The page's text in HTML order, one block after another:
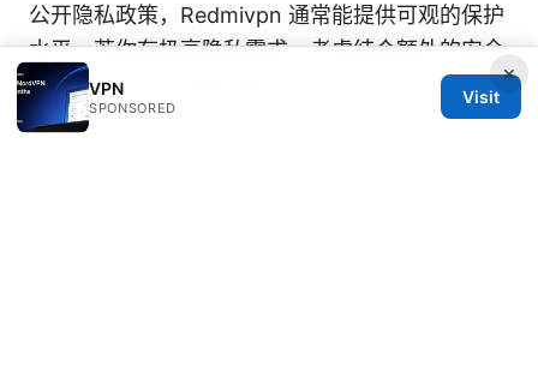
公开隐私政策，Redmivpn 通常能提供可观的保护
水平。若你有极高隐私需求，考虑结合额外的安全
工具与审计信息来做决策。
×
VPN
SPONSORED
Visit